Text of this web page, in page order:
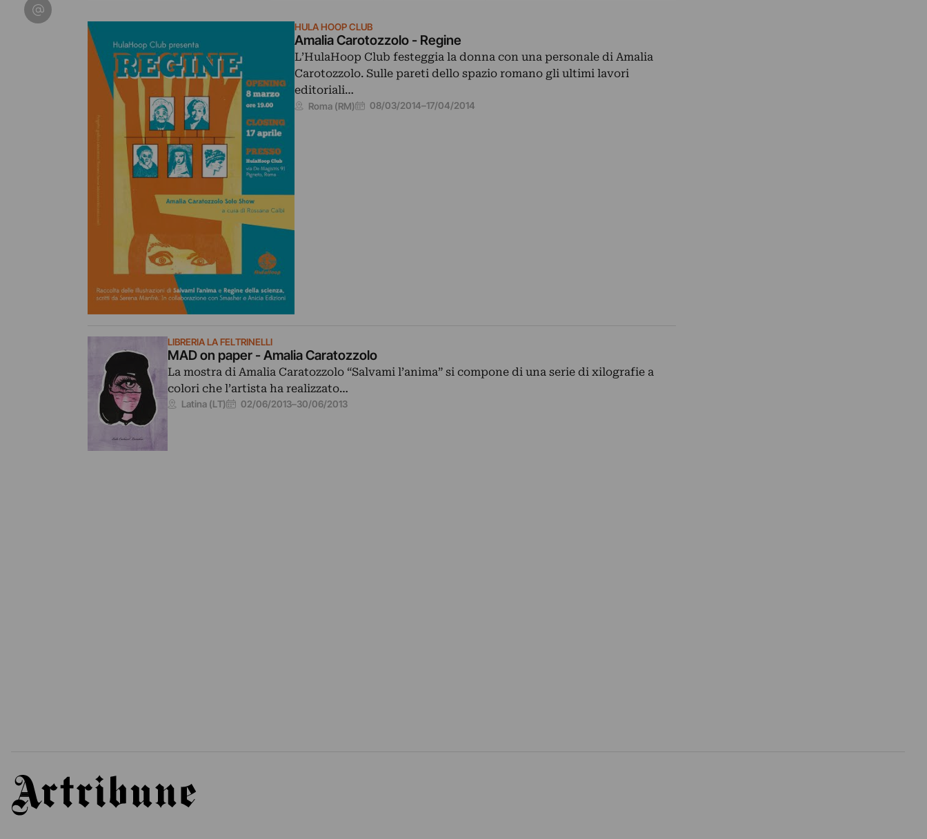
HULA HOOP CLUB
Amalia Carotozzolo - Regine
L’HulaHoop Club festeggia la donna con una personale di Amalia
Carotozzolo. Sulle pareti dello spazio romano gli ultimi lavori
editoriali…
Roma (RM) 08/03/2014–17/04/2014
LIBRERIA LA FELTRINELLI
MAD on paper - Amalia Caratozzolo
La mostra di Amalia Caratozzolo “Salvami l’anima” si compone di una serie di xilografie a
colori che l’artista ha realizzato…
Latina (LT) 02/06/2013–30/06/2013
Condividi su Email
Artribune